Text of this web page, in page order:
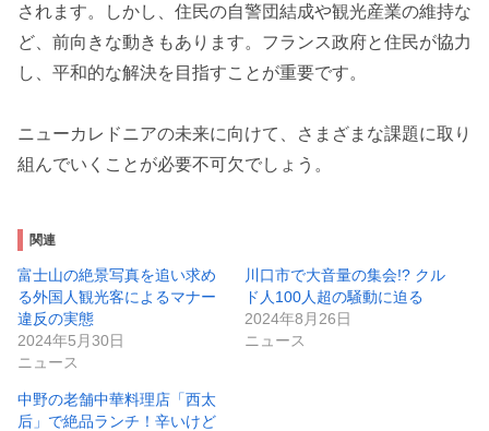
されます。しかし、住民の自警団結成や観光産業の維持な
ど、前向きな動きもあります。フランス政府と住民が協力
し、平和的な解決を目指すことが重要です。
ニューカレドニアの未来に向けて、さまざまな課題に取り
組んでいくことが必要不可欠でしょう。
関連
富士山の絶景写真を追い求め
る外国人観光客によるマナー
違反の実態
2024年5月30日
ニュース
川口市で大音量の集会!? クル
ド人100人超の騒動に迫る
2024年8月26日
ニュース
中野の老舗中華料理店「西太
后」で絶品ランチ！辛いけど